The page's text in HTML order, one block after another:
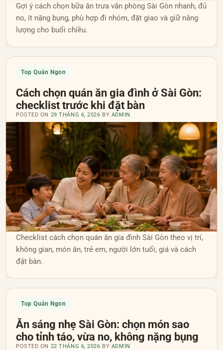
Gợi ý cách chọn bữa ăn trưa văn phòng Sài Gòn nhanh, đủ
no, ít nặng bụng, phù hợp đi nhóm, đặt giao và giữ năng
lượng cho buổi chiều.
Top Quán Ngon
Cách chọn quán ăn gia đình ở Sài Gòn:
checklist trước khi đặt bàn
POSTED ON 29 THÁNG 6, 2026 BY ADMIN
Checklist cách chọn quán ăn gia đình Sài Gòn theo vị trí,
không gian, món ăn, trẻ em, người lớn tuổi, giá và cách
đặt bàn.
Top Quán Ngon
Ăn sáng nhẹ Sài Gòn: chọn món sao
cho tỉnh táo, vừa no, không nặng bụng
POSTED ON 22 THÁNG 6, 2026 BY ADMIN